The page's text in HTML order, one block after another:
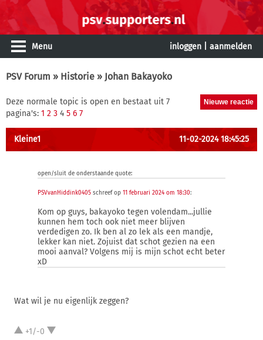
Menu inloggen aanmelden
PSV Forum » Historie » Johan Bakayoko
Deze normale topic is open en bestaat uit 7
pagina's: 1 2 3 4 5 6 7
Kleine1 11-02-2024 18:45:25
open/sluit de onderstaande quote:
PSVvanHiddink0405 schreef op 11 februari 2024 om 18:30:
Kom op guys, bakayoko tegen volendam...jullie
kunnen hem toch ook niet meer blijven
verdedigen zo. Ik ben al zo lek als een mandje,
lekker kan niet. Zojuist dat schot gezien na een
mooi aanval? Volgens mij is mijn schot echt beter
xD
Wat wil je nu eigenlijk zeggen?
+1/-0